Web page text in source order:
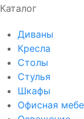
Каталог
Диваны
Кресла
Столы
Стулья
Шкафы
Офисная